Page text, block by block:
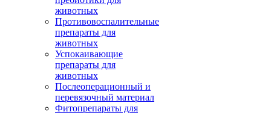
животных
Противовоспалительные
препараты для
животных
Успокаивающие
препараты для
животных
Послеоперационный и
перевязочный материал
Фитопрепараты для